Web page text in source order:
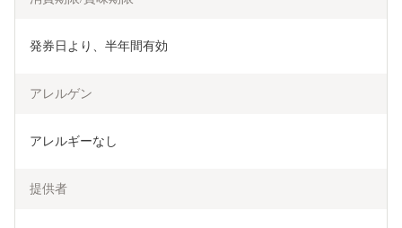
発券日より、半年間有効
アレルゲン
アレルギーなし
提供者